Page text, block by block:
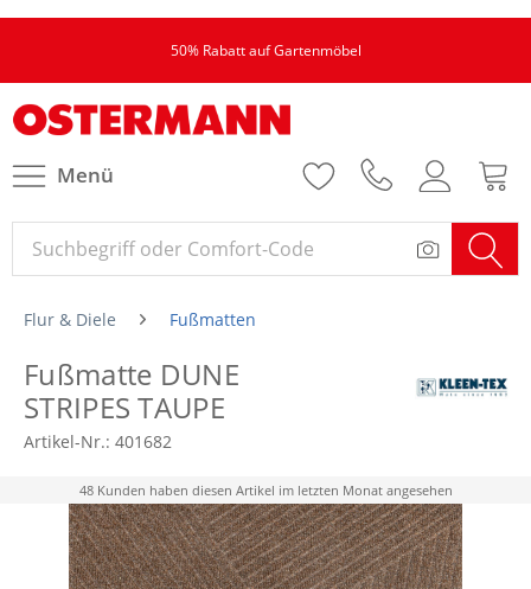
50% Rabatt auf Gartenmöbel
Menü
Flur & Diele Fußmatten
Fußmatte DUNE
STRIPES TAUPE
Artikel-Nr.: 401682
48 Kunden haben diesen Artikel im letzten Monat angesehen